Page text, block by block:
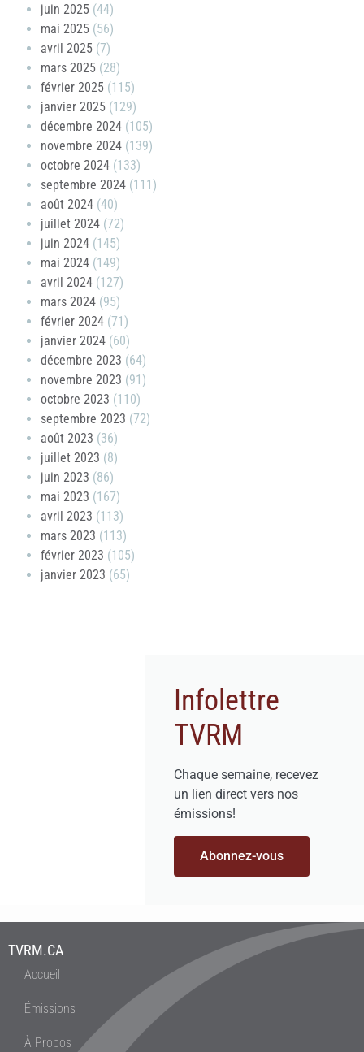
juin 2025 (44)
mai 2025 (56)
avril 2025 (7)
mars 2025 (28)
février 2025 (115)
janvier 2025 (129)
décembre 2024 (105)
novembre 2024 (139)
octobre 2024 (133)
septembre 2024 (111)
août 2024 (40)
juillet 2024 (72)
juin 2024 (145)
mai 2024 (149)
avril 2024 (127)
mars 2024 (95)
février 2024 (71)
janvier 2024 (60)
décembre 2023 (64)
novembre 2023 (91)
octobre 2023 (110)
septembre 2023 (72)
août 2023 (36)
juillet 2023 (8)
juin 2023 (86)
mai 2023 (167)
avril 2023 (113)
mars 2023 (113)
février 2023 (105)
janvier 2023 (65)
Infolettre
TVRM
Chaque semaine, recevez
un lien direct vers nos
émissions!
Abonnez-vous
TVRM.CA
Accueil
Émissions
À Propos